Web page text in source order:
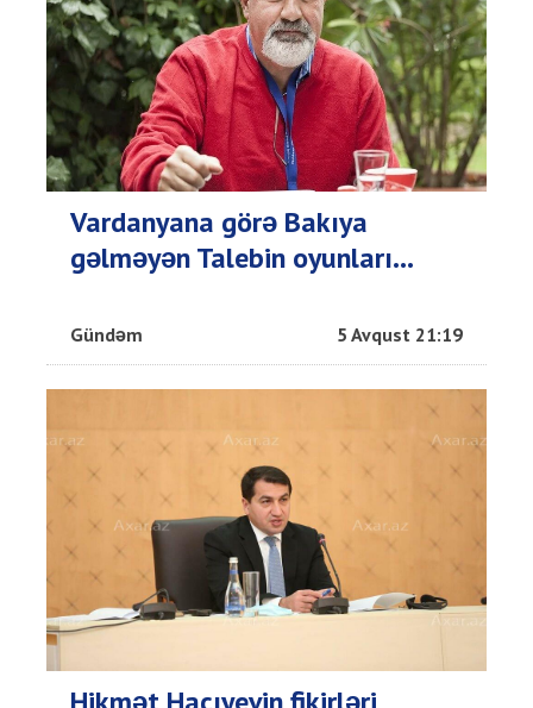
Vardanyana görə Bakıya
gəlməyən Talebin oyunları...
Gündəm 5 Avqust 21:19